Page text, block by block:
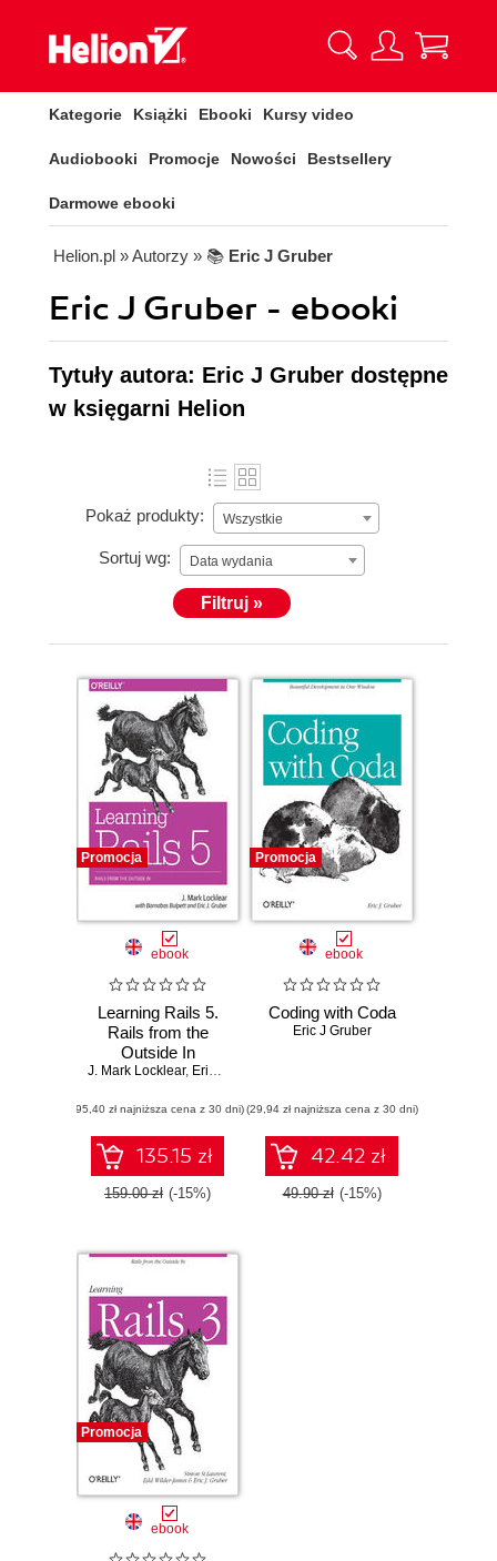
Kategorie Książki Ebooki Kursy video
Audiobooki Promocje Nowości Bestsellery
Darmowe ebooki
Helion.pl » Autorzy » 📚 Eric J Gruber
Eric J Gruber - ebooki
Tytuły autora: Eric J Gruber dostępne
w księgarni Helion
Pokaż produkty: Wszystkie
Sortuj wg: Data wydania
Filtruj »
Promocja
ebook
Learning Rails 5.
Rails from the
Outside In
J. Mark Locklear, Eric J Gruber
(95,40 zł najniższa cena z 30 dni)
135.15 zł
159.00 zł (-15%)
Promocja
ebook
Coding with Coda
Eric J Gruber
(29,94 zł najniższa cena z 30 dni)
42.42 zł
49.90 zł (-15%)
Promocja
ebook